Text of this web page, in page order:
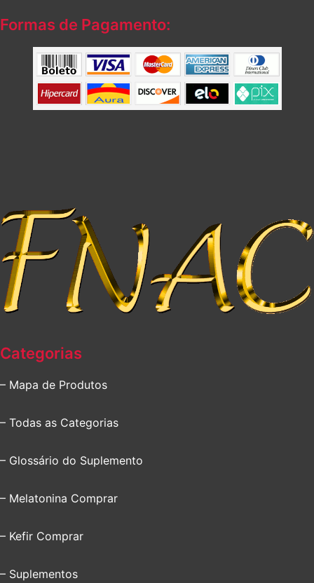
Formas de Pagamento:
Categorias
– Mapa de Produtos
– Todas as Categorias
– Glossário do Suplemento
– Melatonina Comprar
– Kefir Comprar
– Suplementos